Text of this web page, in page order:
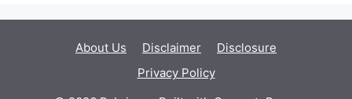
About Us Disclaimer
Disclosure
Privacy Policy